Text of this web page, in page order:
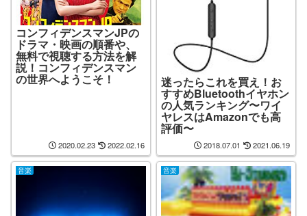
コンフィデンスマンJPの
ドラマ・映画の順番や、
無料で視聴する方法を解
説！コンフィデンスマン
の世界へようこそ！
2020.02.23 2022.02.16
迷ったらこれを買え！お
すすめBluetoothイヤホン
の人気ランキング〜ワイ
ヤレスはAmazonでも高
評価〜
2018.07.01 2021.06.19
音楽 音楽